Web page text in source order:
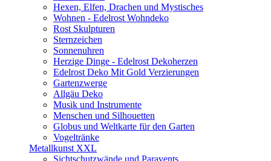
Hexen, Elfen, Drachen und Mystisches
Wohnen - Edelrost Wohndeko
Rost Skulpturen
Sternzeichen
Sonnenuhren
Herzige Dinge - Edelrost Dekoherzen
Edelrost Deko Mit Gold Verzierungen
Gartenzwerge
Allgäu Deko
Musik und Instrumente
Menschen und Silhouetten
Globus und Weltkarte für den Garten
Vogeltränke
Metallkunst XXL
Sichtschutzwände und Paravents